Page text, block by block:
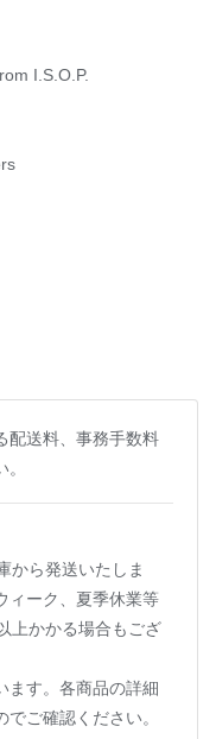
I.S.O.P.
配送料、事務手数料
から発送いたしま
ィーク、夏季休業等
上かかる場合もござ
ます。各商品の詳細
ご確認ください。